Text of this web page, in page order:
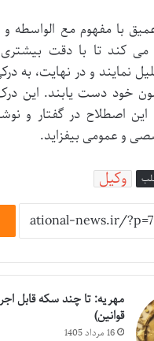
با مفهوم مع الواسطه و
می کند تا با دقت
نمایند و در نهایت، به
خود دست یابند. این
اصطلاح در گفتار و
و عمومی بیفزاید.
وکیل
مهریه: تا چند سکه قابل
قوانین)
16 مرداد 1405